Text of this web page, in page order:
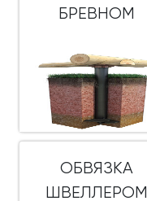
БРЕВНОМ
ОБВЯЗКА
ШВЕЛЛЕРОМ